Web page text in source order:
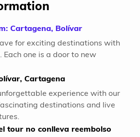
Cartagena, Bolívar
for exciting destinations with
one is a door to new
Cartagena
experience with our
destinations and live
tour no conlleva reembolso